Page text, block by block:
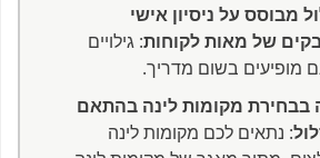
מבוסס על ניסיון אישי
של מאות לקוחות: גילויים
מופיעים בשום מדריך.
בבחירת מקומות לינה בהתאם
: נתאים לכם מקומות לינה